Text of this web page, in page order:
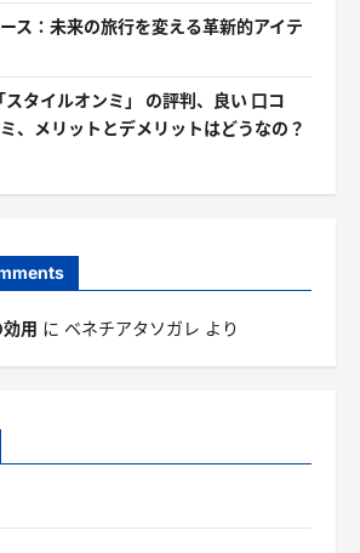
ス：未来の旅行を変える革新的アイテ
タイルオンミ」 の評判、良い 口コ
、メリットとデメリットはどうなの？
用 に ベネチアタソガレ より